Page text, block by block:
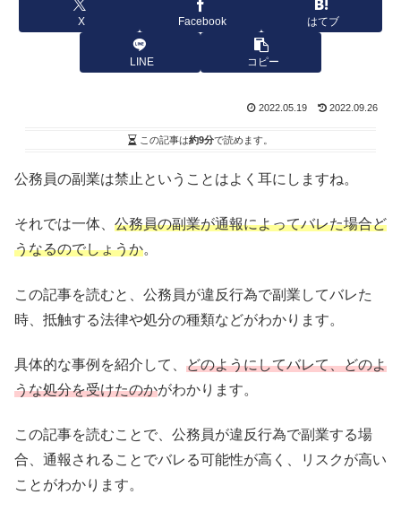
X Facebook はてブ
LINE コピー
2022.05.19 2022.09.26
この記事は約9分で読めます。
公務員の副業は禁止ということはよく耳にしますね。
それでは一体、 公務員の副業が通報によってバレた場合ど
うなるのでしょうか。
この記事を読むと、公務員が違反行為で副業してバレた
時、抵触する法律や処分の種類などがわかります。
具体的な事例を紹介して、 どのようにしてバレて、どのよ
うな処分を受けたのかがわかります。
この記事を読むことで、公務員が違反行為で副業する場
合、通報されることでバレる可能性が高く、リスクが高い
ことがわかります。